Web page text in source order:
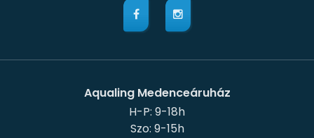
Aqualing Medenceáruház
H-P: 9-18h
Szo: 9-15h